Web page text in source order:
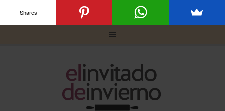
Shares